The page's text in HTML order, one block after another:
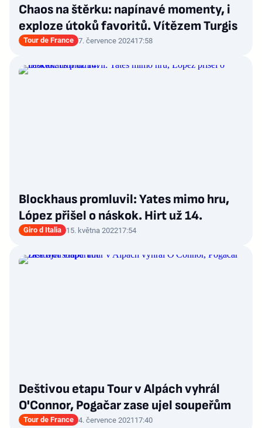
Chaos na štěrku: napínavé momenty, i
exploze útoků favoritů. Vítězem Turgis
Tour de France 7. července 202417:58
Blockhaus promluvil: Yates mimo hru,
López přišel o náskok. Hirt už 14.
Giro d Italia 15. května 202217:54
Deštivou etapu Tour v Alpách vyhrál
O'Connor, Pogačar zase ujel soupeřům
Tour de France 4. července 2021 17:40